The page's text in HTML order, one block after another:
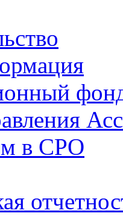
в СРО